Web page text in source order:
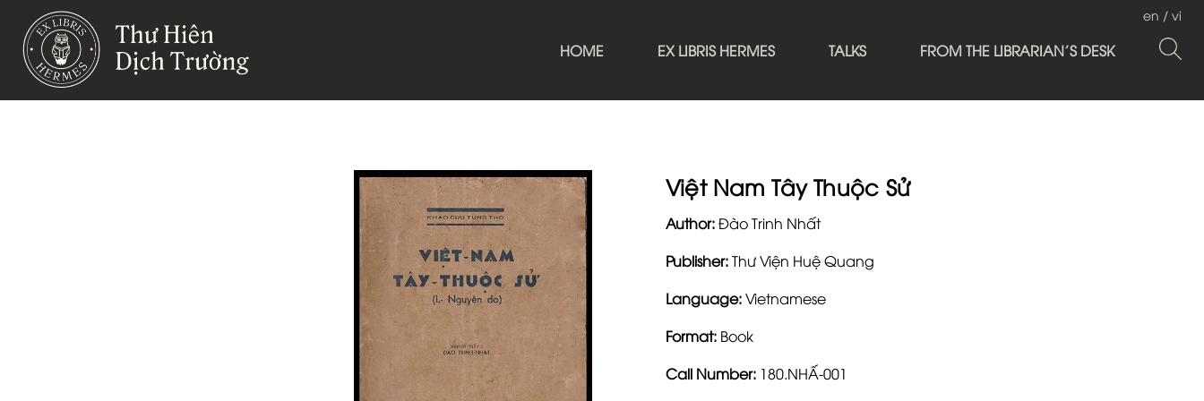
HOME EX LIBRIS HERMES TALKS FROM THE LIBRARIAN'S DESK
en / vi
Việt Nam Tây Thuộc Sử
Author:Đào Trinh Nhất
Publisher:Thư Viện Huệ Quang
Language:Vietnamese
Format:Book
Call Number: 180.NHẤ-001